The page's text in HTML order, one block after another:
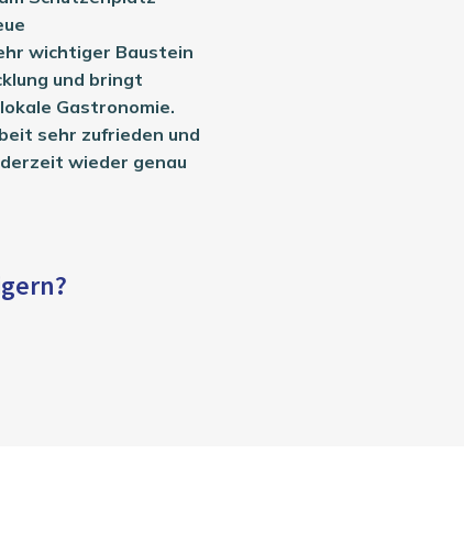
wichtiger Baustein
und bringt
Gastronomie.
sehr zufrieden und
wieder genau